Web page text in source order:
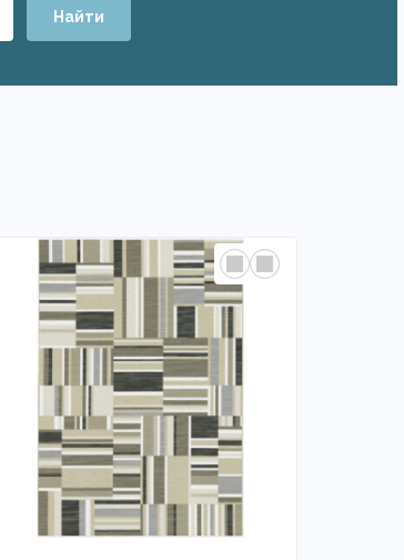
Найти